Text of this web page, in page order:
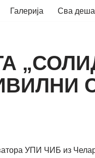
Галерија Сва
УПИ ЧИБ из